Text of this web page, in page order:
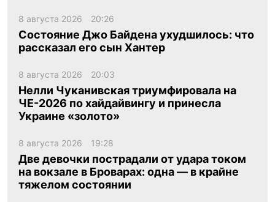
8 августа 2026 20:26
Состояние Джо Байдена ухудшилось: что
рассказал его сын Хантер
8 августа 2026 20:03
Нелли Чуканивская триумфировала на
ЧЕ-2026 по хайдайвингу и принесла
Украине «золото»
8 августа 2026 19:28
Две девочки пострадали от удара током
на вокзале в Броварах: одна — в крайне
тяжелом состоянии